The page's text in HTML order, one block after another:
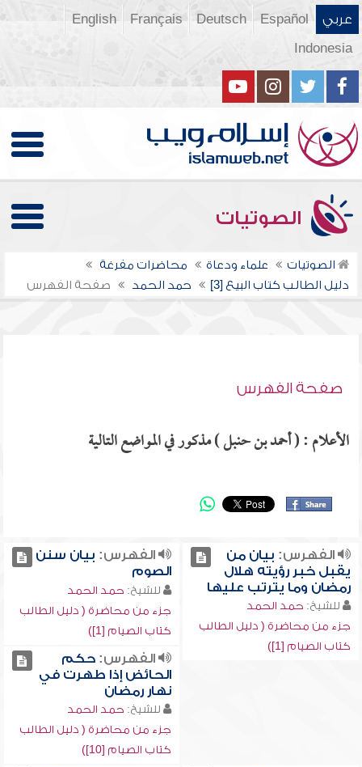
عربي Español
Deutsch
Français
English
Indonesia
الصوتيات
الصوتيات علماء ودعاة
محاضرات مفرغة
دليل الطالب كتاب البيع [3]
حمد الحمد صفحة الفهرس
صفحة الفهرس
الأعلام : ( أحمد بن حنبل ) مذكور في المواضع التالية
الفهرس: بيان من
يقبل خبر رؤيته هلال
رمضان وما يترتب عليها
للشيخ: حمد الحمد
جزء من محاضرة ( دليل الطالب
كتاب الصيام [1])
الفهرس: بيان سنن
الصوم
للشيخ: حمد الحمد
جزء من محاضرة ( دليل الطالب
كتاب الصيام [1])
الفهرس:حكم
الحائض إذا طهرت في
نهار رمضان
للشيخ: حمد الحمد
جزء من محاضرة ( دليل الطالب
كتاب الصيام [10])